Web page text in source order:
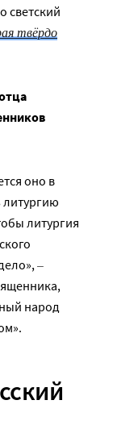
светский
твёрдо
оно в
литургию
литургия
–
народ